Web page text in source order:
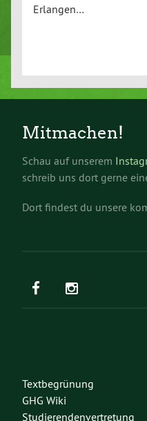
Erlangen…
Mitmachen!
Schau auf unserem
schreib uns dort gerne
Dort findest du unsere
Textbegrünung
GHG Wiki
Studierendenvertretung